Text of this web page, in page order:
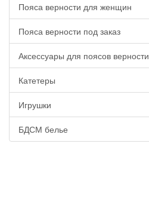
Пояса верности для женщин
Пояса верности под заказ
Аксессуары для поясов верности
Катетеры
Игрушки
БДСМ белье